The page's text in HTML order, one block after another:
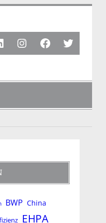
Instagram
Facebook
Twitter
BWP China
EHPA